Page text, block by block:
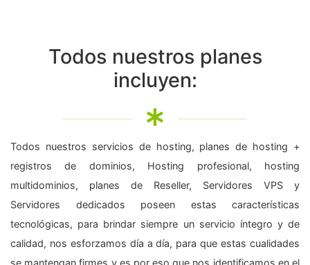
Todos nuestros planes
incluyen:
Todos nuestros servicios de hosting, planes de hosting +
registros de dominios, Hosting profesional, hosting
multidominios, planes de Reseller, Servidores VPS y
Servidores dedicados poseen estas características
tecnológicas, para brindar siempre un servicio íntegro y de
calidad, nos esforzamos día a día, para que estas cualidades
se mantengan firmes y es por eso que nos identificamos en el